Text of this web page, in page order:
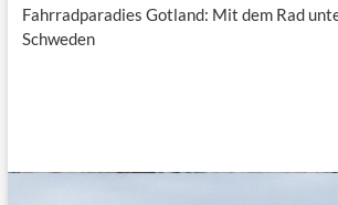
Fahrradparadies Gotland: Mit dem Rad
Schweden